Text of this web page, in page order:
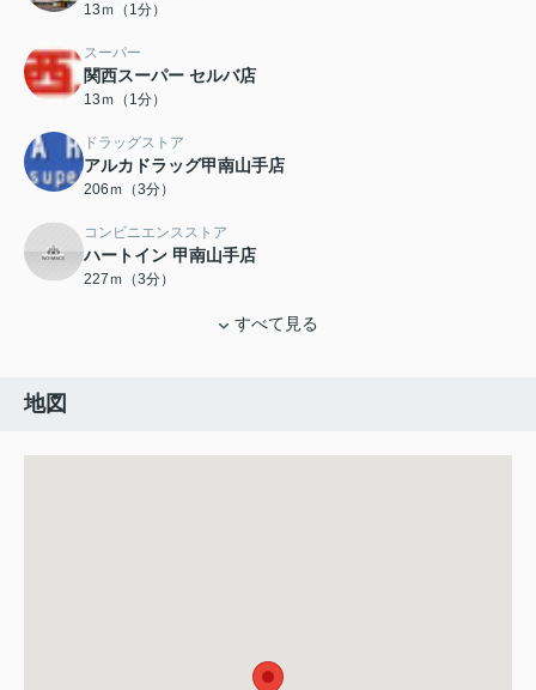
13ｍ（1分）
スーパー
関西スーパー セルバ店
13ｍ（1分）
ドラッグストア
アルカドラッグ甲南山手店
206ｍ（3分）
コンビニエンスストア
ハートイン 甲南山手店
227ｍ（3分）
すべて見る
地図